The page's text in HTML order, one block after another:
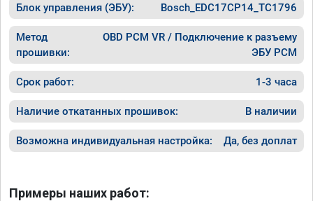
Блок управления (ЭБУ): Bosch_EDC17CP14_TC1796
Метод
прошивки:
OBD PCM VR / Подключение к разъему
ЭБУ PCM
Срок работ: 1-3 часа
Наличие откатанных прошивок: В наличии
Возможна индивидуальная настройка: Да, без доплат
Примеры наших работ: